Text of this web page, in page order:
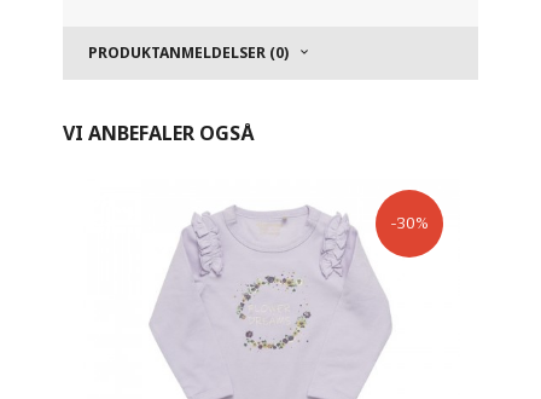
PRODUKTANMELDELSER (0)
VI ANBEFALER OGSÅ
-30%